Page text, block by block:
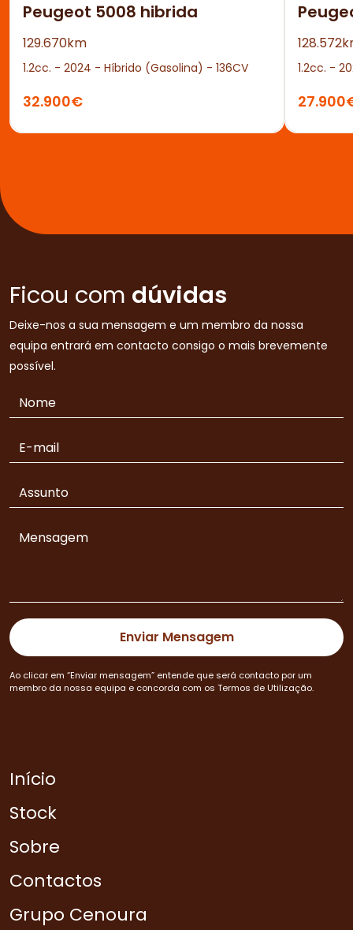
Peugeot 5008 hibrida
129.670km
1.2cc. - 2024 - Híbrido (Gasolina) - 136CV
32.900€
1.2cc. -
Ficou com dúvidas
Deixe-nos a sua mensagem e um membro da nossa
equipa entrará em contacto consigo o mais brevemente
possível.
Ao clicar em “Enviar mensagem” entende que será contacto por um
membro da nossa equipa e concorda com os Termos de Utilização.
Início
Stock
Sobre
Contactos
Grupo Cenoura